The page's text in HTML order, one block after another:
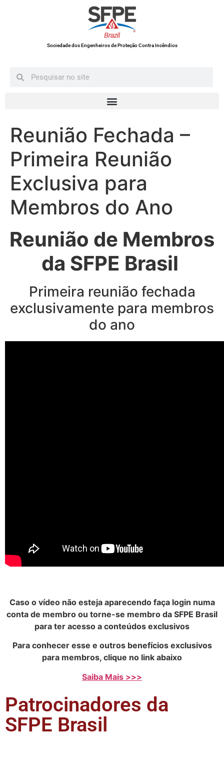
Sociedade dos Engenheiros de Proteção Contra Incêndios
Reunião Fechada –
Primeira Reunião
Exclusiva para
Membros do Ano
Reunião de Membros
da SFPE Brasil
Primeira reunião fechada
exclusivamente para membros
do ano
Caso o vídeo não esteja aparecendo faça login numa
conta de membro ou torne-se membro da SFPE Brasil
para ter acesso a conteúdos exclusivos
Para conhecer esse e outros benefícios exclusivos
para membros, clique no link abaixo
Saiba Mais >>>
Patrocinadores da
SFPE Brasil